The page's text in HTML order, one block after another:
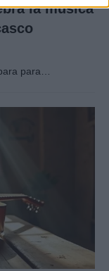
la música
para…